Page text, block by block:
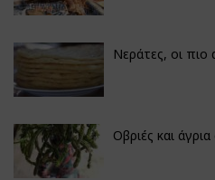
Νεράτες, οι πιο
Οβριές και